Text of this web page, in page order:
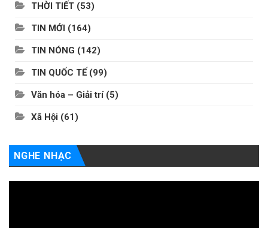
THỜI TIẾT (53)
TIN MỚI (164)
TIN NÓNG (142)
TIN QUỐC TẾ (99)
Văn hóa – Giải trí(5)
Xã Hội (61)
NGHE NHẠC